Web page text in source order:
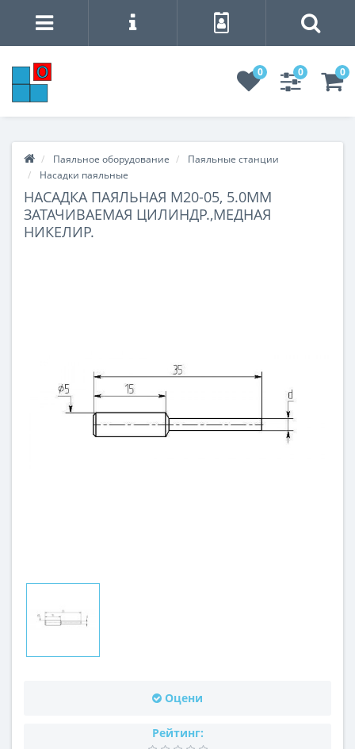
0 0 0
Паяльное оборудование
Паяльные станции
Насадки паяльные
НАСАДКА ПАЯЛЬНАЯ M20-05, 5.0ММ
ЗАТАЧИВАЕМАЯ ЦИЛИНДР.,МЕДНАЯ
НИКЕЛИР.
Оцени
Рейтинг: